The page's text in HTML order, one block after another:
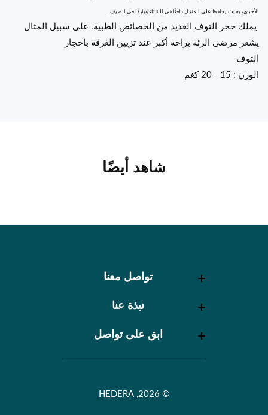
الأخرى، بحيث يحافظ على المنزل دافئًا في الشتاء وباردًا في الصيف.
يملك حجر التوف العديد من الخصائص الطبية. على سبيل المثال
يشعر مرضى الرئة براحة أكبر عند تزيين الغرفة بأحجار
التوف
الوزن : 15 - 20 كغم
شاهد أيضًا
تواصل معنا
تواصل معنا
نبذة عنا
نبذة عنا
ابق على تواصل
ابق على تواصل
© 2026, HEDERA